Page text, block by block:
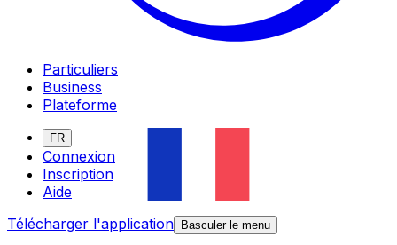
Particuliers
Business
Plateforme
FR
Connexion
Inscription
Aide
Télécharger l'application
Basculer le menu